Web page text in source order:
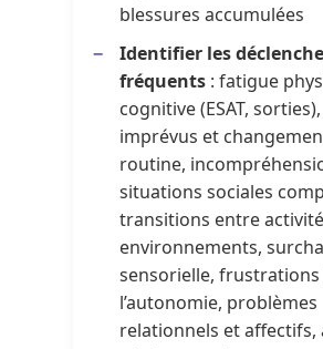
blessures accumulées
Identifier les
fréquents : fatigue
cognitive (ESAT, sorties),
imprévus et
routine,
situations sociales
transitions entre
environnements,
sensorielle, frustrations
l’autonomie, problèmes
relationnels et affectifs,